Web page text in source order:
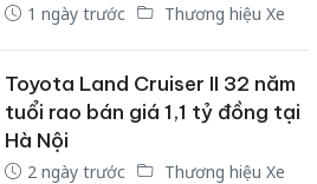
1 ngày trước Thương hiệu Xe
Toyota Land Cruiser II 32 năm
tuổi rao bán giá 1,1 tỷ đồng tại
Hà Nội
2 ngày trước Thương hiệu Xe